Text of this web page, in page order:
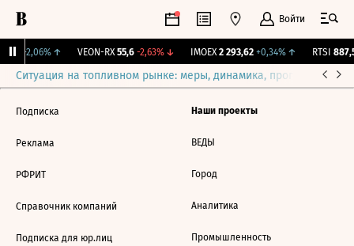
Войти
+2,06%↑ VEON-RX 55,6 -2,63%↓ IMOEX 2 293,62 +0,34%↑ RTSI
Ситуация на топливном рынке: меры, динамика, прогнозы
Подписка
Реклама
РФРИТ
Справочник компаний
Подписка для юр.лиц
Наши проекты
ВЕДЫ
Город
Аналитика
Промышленность